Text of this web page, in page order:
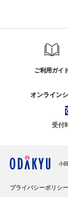
ご利用ガイ
オンライン
受付
小
プライバシーポリシー